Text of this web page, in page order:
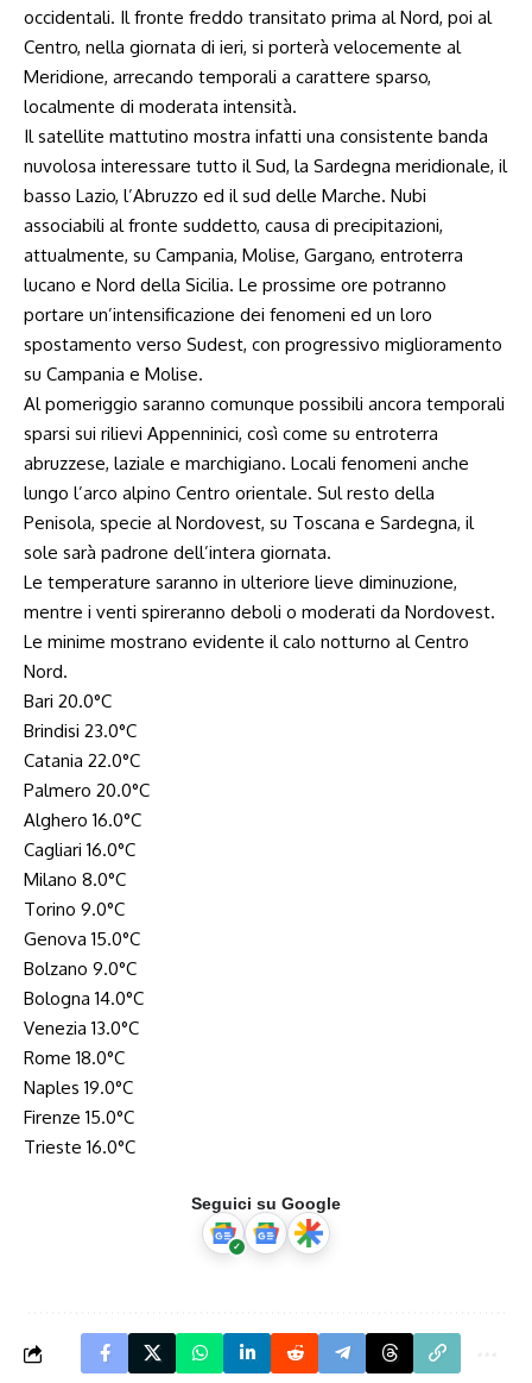
occidentali. Il fronte freddo transitato prima al Nord, poi al
Centro, nella giornata di ieri, si porterà velocemente al
Meridione, arrecando temporali a carattere sparso,
localmente di moderata intensità.
Il satellite mattutino mostra infatti una consistente banda
nuvolosa interessare tutto il Sud, la Sardegna meridionale, il
basso Lazio, l’Abruzzo ed il sud delle Marche. Nubi
associabili al fronte suddetto, causa di precipitazioni,
attualmente, su Campania, Molise, Gargano, entroterra
lucano e Nord della Sicilia. Le prossime ore potranno
portare un’intensificazione dei fenomeni ed un loro
spostamento verso Sudest, con progressivo miglioramento
su Campania e Molise.
Al pomeriggio saranno comunque possibili ancora temporali
sparsi sui rilievi Appenninici, così come su entroterra
abruzzese, laziale e marchigiano. Locali fenomeni anche
lungo l’arco alpino Centro orientale. Sul resto della
Penisola, specie al Nordovest, su Toscana e Sardegna, il
sole sarà padrone dell’intera giornata.
Le temperature saranno in ulteriore lieve diminuzione,
mentre i venti spireranno deboli o moderati da Nordovest.
Le minime mostrano evidente il calo notturno al Centro
Nord.
Bari 20.0°C
Brindisi 23.0°C
Catania 22.0°C
Palmero 20.0°C
Alghero 16.0°C
Cagliari 16.0°C
Milano 8.0°C
Torino 9.0°C
Genova 15.0°C
Bolzano 9.0°C
Bologna 14.0°C
Venezia 13.0°C
Rome 18.0°C
Naples 19.0°C
Firenze 15.0°C
Trieste 16.0°C
Seguici su Google